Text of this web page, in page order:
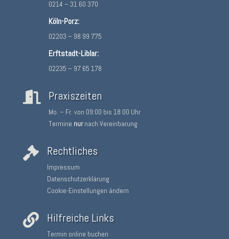
0214 – 31 60 370
Köln-Porz:
02203 – 98 99 775
Erftstadt-Liblar:
02235 – 97 65 178
 Praxiszeiten
Mo. – Fr. von 09:00 bis 18:00 Uhr
Termine nurnach Vereinbarung
 Rechtliches
Impressum
Datenschutzerklärung
Cookie-Einstellungen ändern
 Hilfreiche Links
Termin online buchen